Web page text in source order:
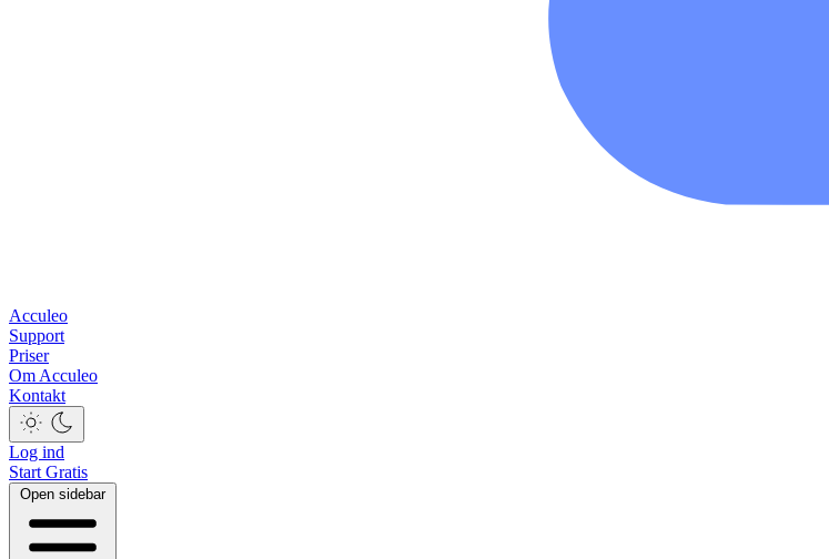
Acculeo
Support
Priser
Om Acculeo
Kontakt
Log ind
Start Gratis
Open sidebar